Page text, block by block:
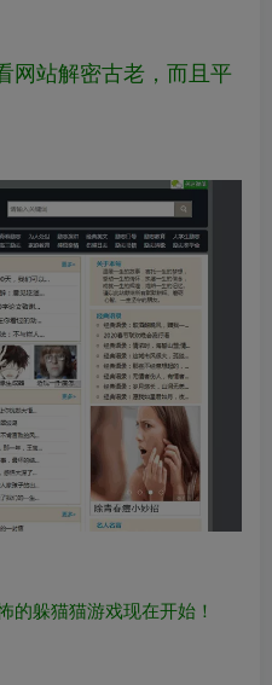
网站解密古老，而且平
躲猫猫游戏现在开始！